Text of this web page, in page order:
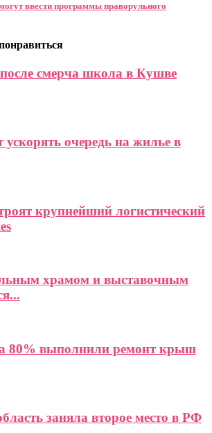
ввести программы праворульного
смерча школа в Кушве
очередь на жилье в
крупнейший логистический
храмом и выставочным
80% выполнили ремонт крыш
заняла второе место в РФ